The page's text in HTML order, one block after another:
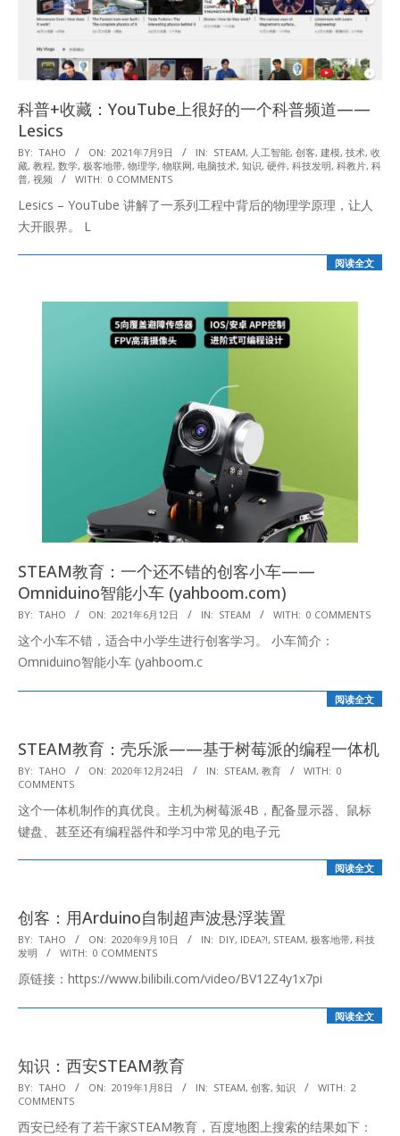
科普+收藏：YouTube上很好的一个科普频道——
Lesics
2021-
07-
BY: TAHO ON: 2021年7月9日 IN: STEAM, 人工智能, 创客, 建模, 技术, 收
藏, 教程, 数学, 极客地带, 物理学, 物联网, 电脑技术, 知识, 硬件, 科技发明, 科教片, 科
普, 视频 WITH: 0 COMMENTS
Lesics – YouTube 讲解了一系列工程中背后的物理学原理，让人
大开眼界。 L
阅读全文
STEAM教育：一个还不错的创客小车——
Omniduino智能小车 (yahboom.com)
2021-
06-
12
BY: TAHO ON: 2021年6月12日 IN: STEAM WITH: 0 COMMENTS
这个小车不错，适合中小学生进行创客学习。 小车简介：
Omniduino智能小车 (yahboom.c
阅读全文
STEAM教育：壳乐派——基于树莓派的编程一体机
2020-
12-
24
BY: TAHO ON: 2020年12月24日 IN: STEAM, 教育 WITH: 0
COMMENTS
这个一体机制作的真优良。主机为树莓派4B，配备显示器、鼠标
键盘、甚至还有编程器件和学习中常见的电子元
阅读全文
创客：用Arduino自制超声波悬浮装置
2020-
09-
10
BY: TAHO ON: 2020年9月10日 IN: DIY, IDEA?!, STEAM, 极客地带, 科技
发明
WITH: 0 COMMENTS
原链接：https://www.bilibili.com/video/BV12Z4y1x7pi
阅读全文
知识：西安STEAM教育
2019-
01-
08
BY: TAHO ON: 2019年1月8日 IN: STEAM, 创客, 知识 WITH: 2
COMMENTS
西安已经有了若干家STEAM教育，百度地图上搜索的结果如下：